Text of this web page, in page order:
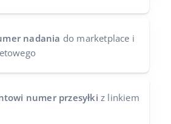
nadania do marketplace i
numer przesyłki z linkiem